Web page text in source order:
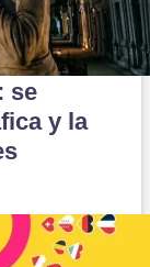
se
y la